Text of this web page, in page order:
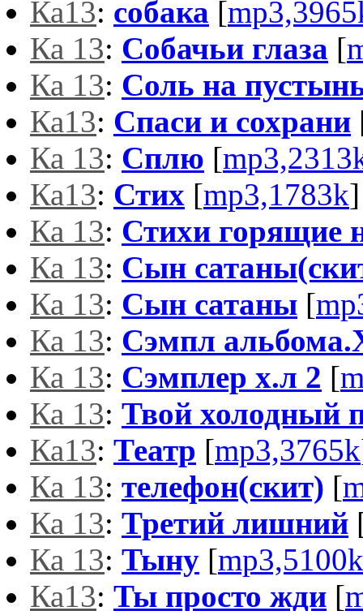
Ка13: собака [
Ка 13: Собачьи глаза [
Ка 13: Соль на
Ка13: Спаси и сохрани
Ка 13: Сплю [
Ка13: Стих [mp3,1783k]
Ка 13: Стихи горящие
Ка 13: Сын
Ка 13: Сын сатаны [
Ка 13: Сэмпл
Ка 13: Сэмплер х.л 2 [
Ка 13: Твой холодный
Ка13: Театр [mp3,3765k
Ка 13: телефон(скит) [
Ка 13: Третий лишний
Ка 13: Тыну [mp3,5100k
Ка13: Ты просто жди [